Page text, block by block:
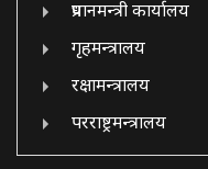
प्रधानमन्त्री कार्यालय
गृहमन्त्रालय
रक्षामन्त्रालय
परराष्ट्रमन्त्रालय